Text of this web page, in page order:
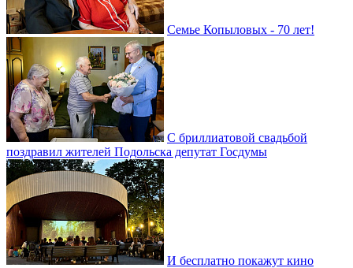
Семье Копыловых - 70 лет!
С бриллиатовой свадьбой
поздравил жителей Подольска депутат Госдумы
И бесплатно покажут кино